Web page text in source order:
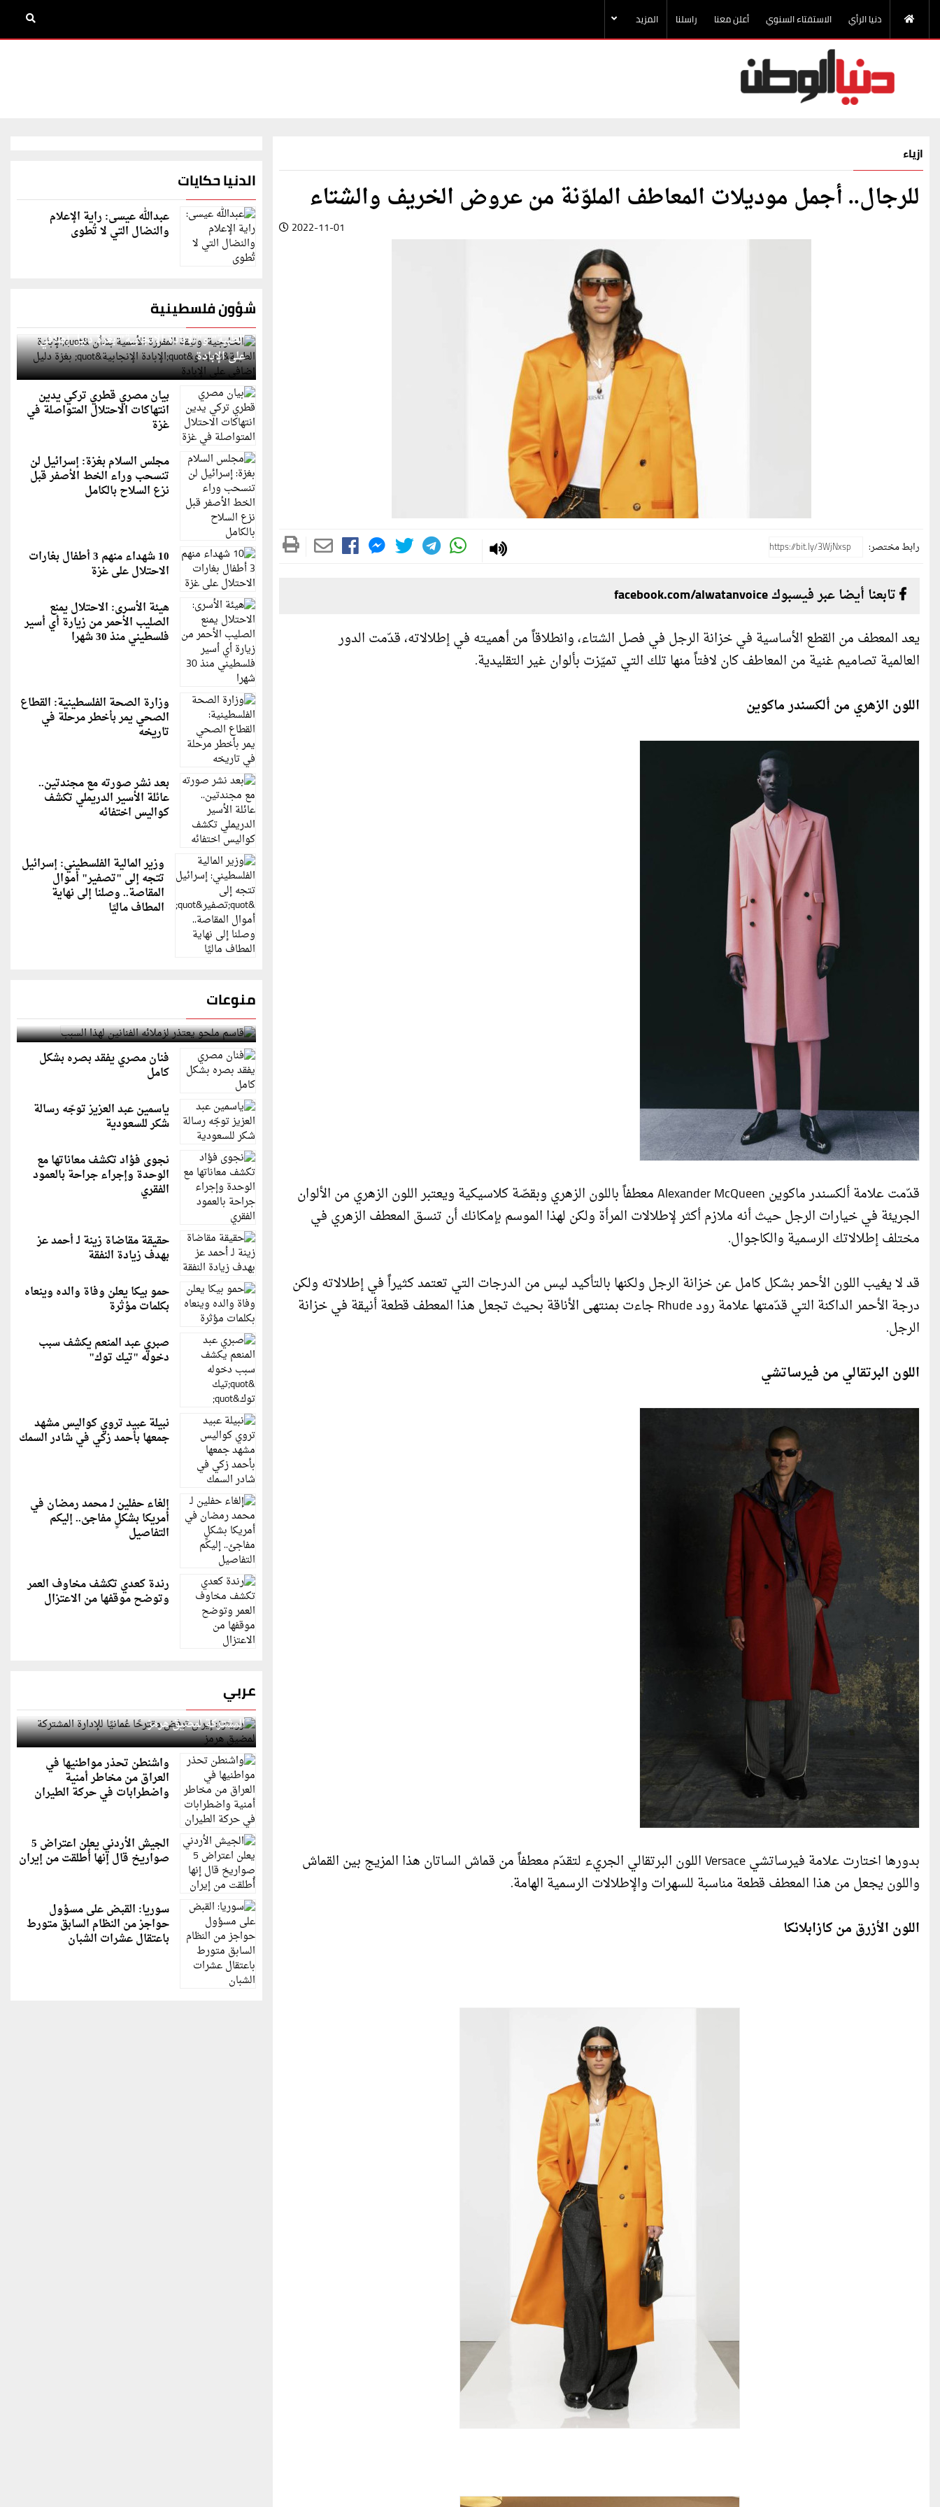
دنيا الرأي الاستفتاء السنوي أعلن معنا راسلنا المزيد
ازياء
للرجال.. أجمل موديلات المعاطف الملوّنة من عروض الخريف والشتاء
2022-11-01
رابط مختصر:
تابعنا أيضا عبر فيسبوك facebook.com/alwatanvoice
يعد المعطف من القطع الأساسية في خزانة الرجل في فصل الشتاء، وانطلاقاً من أهميته في إطلالاته، قدّمت الدور
العالمية تصاميم غنية من المعاطف كان لافتاً منها تلك التي تميّزت بألوان غير التقليدية.
اللون الزهري من ألكسندر ماكوين
قدّمت علامة ألكسندر ماكوين Alexander McQueen معطفاً باللون الزهري وبقصّة كلاسيكية ويعتبر اللون الزهري من الألوان
الجريئة في خيارات الرجل حيث أنه ملازم أكثر لإطلالات المرأة ولكن لهذا الموسم بإمكانك أن تنسق المعطف الزهري في
مختلف إطلالاتك الرسمية والكاجوال.
قد لا يغيب اللون الأحمر بشكل كامل عن خزانة الرجل ولكنها بالتأكيد ليس من الدرجات التي تعتمد كثيراً في إطلالاته ولكن
درجة الأحمر الداكنة التي قدّمتها علامة رود Rhude جاءت بمنتهى الأناقة بحيث تجعل هذا المعطف قطعة أنيقة في خزانة
الرجل.
اللون البرتقالي من فيرساتشي
بدورها اختارت علامة فيرساتشي Versace اللون البرتقالي الجريء لتقدّم معطفاً من قماش الساتان هذا المزيج بين القماش
واللون يجعل من هذا المعطف قطعة مناسبة للسهرات والإطلالات الرسمية الهامة.
اللون الأزرق من كازابلانكا
الدنيا حكايات
عبدالله عيسى: راية الإعلام
والنضال التي لا تُطوى
شؤون فلسطينية
الخارجية: وثيقة المقررة الأممية بشأن "الإبادة
الطبية" و"الإبادة الإنجابية" بغزة دليل إضافي
على الإبادة
بيان مصري قطري تركي يدين
انتهاكات الاحتلال المتواصلة في
غزة
مجلس السلام بغزة: إسرائيل لن
تنسحب وراء الخط الأصفر قبل
نزع السلاح بالكامل
10 شهداء منهم 3 أطفال بغارات
الاحتلال على غزة
هيئة الأسرى: الاحتلال يمنع
الصليب الأحمر من زيارة أي أسير
فلسطيني منذ 30 شهرا
وزارة الصحة الفلسطينية: القطاع
الصحي يمر بأخطر مرحلة في
تاريخه
بعد نشر صورته مع مجندتين..
عائلة الأسير الدريملي تكشف
كواليس اختفائه
وزير المالية الفلسطيني: إسرائيل
تتجه إلى "تصفير" أموال
المقاصة.. وصلنا إلى نهاية
المطاف ماليًا
منوعات
قاسم ملحو يعتذر لزملائه الفنانين لهذا السبب
فنان مصري يفقد بصره بشكل
كامل
ياسمين عبد العزيز توجّه رسالة
شكر للسعودية
نجوى فؤاد تكشف معاناتها مع
الوحدة وإجراء جراحة بالعمود
الفقري
حقيقة مقاضاة زينة لـ أحمد عز
بهدف زيادة النفقة
حمو بيكا يعلن وفاة والده وينعاه
بكلمات مؤثرة
صبري عبد المنعم يكشف سبب
دخوله "تيك توك"
نبيلة عبيد تروي كواليس مشهد
جمعها بأحمد زكي في شادر السمك
إلغاء حفلين لـ محمد رمضان في
أمريكا بشكلٍ مفاجئ.. إليكم
التفاصيل
رندة كعدي تكشف مخاوف العمر
وتوضح موقفها من الاعتزال
عربي
رويترز: إيران ترفض مقترحًا عُمانيًا للإدارة
المشتركة لمضيق هرمز
واشنطن تحذر مواطنيها في
العراق من مخاطر أمنية
واضطرابات في حركة الطيران
الجيش الأردني يعلن اعتراض 5
صواريخ قال إنها أُطلقت من إيران
سوريا: القبض على مسؤول
حواجز من النظام السابق متورط
باعتقال عشرات الشبان